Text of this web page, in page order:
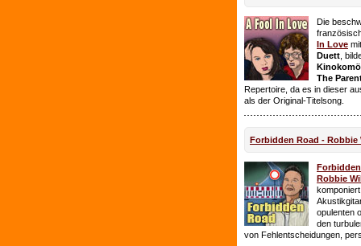
Die
In Love
Duett ,
The
Repertoire, da es in dieser
als der Original-Titelsong.
Forbidden Road - Robbie
Robbie
opulenten
den
von Fehlentscheidungen,